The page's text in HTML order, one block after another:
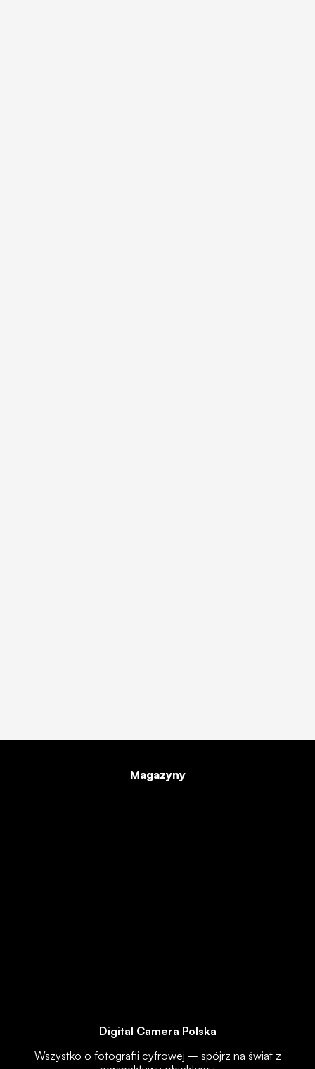
Magazyny
Digital Camera Polska
Wszystko o fotografii cyfrowej – spójrz na świat z